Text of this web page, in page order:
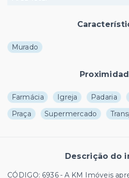
Murado
Farmácia Igreja Padaria
Praça
Supermercado
Descrição do
CÓDIGO: 6936 - A KM Imóveis